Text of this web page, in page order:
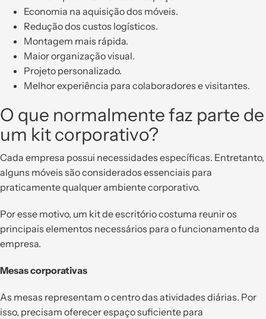
Economia na aquisição dos móveis.
Redução dos custos logísticos.
Montagem mais rápida.
Maior organização visual.
Projeto personalizado.
Melhor experiência para colaboradores e visitantes.
O que normalmente faz parte de
um kit corporativo?
Cada empresa possui necessidades específicas. Entretanto,
alguns móveis são considerados essenciais para
praticamente qualquer ambiente corporativo.
Por esse motivo, um kit de escritório costuma reunir os
principais elementos necessários para o funcionamento da
empresa.
Mesas corporativas
As mesas representam o centro das atividades diárias. Por
isso, precisam oferecer espaço suficiente para